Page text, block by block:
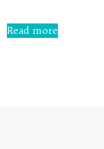
out
of
5
Read more